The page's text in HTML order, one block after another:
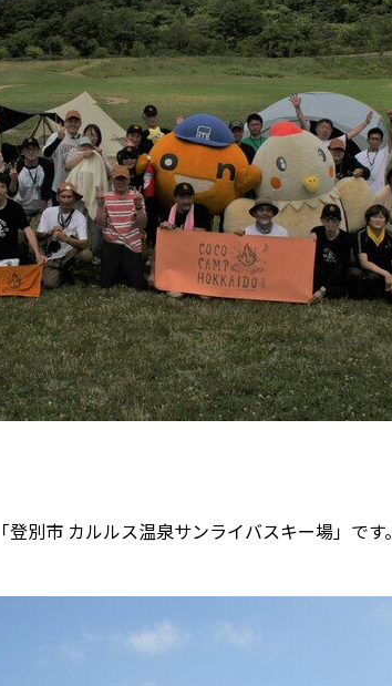
別市 カルルス温泉サンライバスキー場」です。